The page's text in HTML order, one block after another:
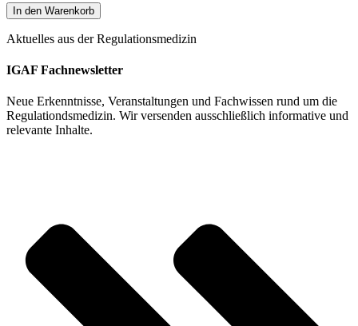
Longevity
beginnt
in
Zelle
mitochondriale
Wege
aus
Erschöpfung
In den Warenkorb
Aktuelles aus der Regulationsmedizin
IGAF Fachnewsletter
Neue Erkenntnisse, Veranstaltungen und Fachwissen rund um die
Regulationdsmedizin. Wir versenden ausschließlich informative und
relevante Inhalte.